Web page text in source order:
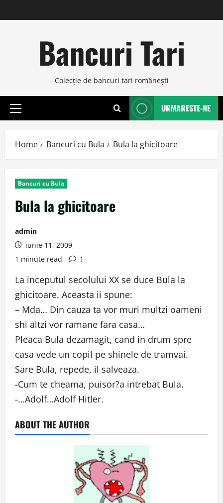
to
Bancuri Tari
Colecţie de bancuri tari româneşti
Primary
URMARESTE-NE
Home Bancuri cu Bula Bula la ghicitoare
Bancuri cu Bula
Bula la ghicitoare
admin
iunie 11, 2009
1 minute read
1
La inceputul secolului XX se duce Bula la
ghicitoare. Aceasta ii spune:
– Mda… Din cauza ta vor muri multzi oameni
shi altzi vor ramane fara casa…
Pleaca Bula dezamagit, cand in drum spre
casa vede un copil pe shinele de tramvai.
Sare Bula, repede, il salveaza.
-Cum te cheama, puisor?a intrebat Bula.
-…Adolf…Adolf Hitler.
ABOUT THE AUTHOR